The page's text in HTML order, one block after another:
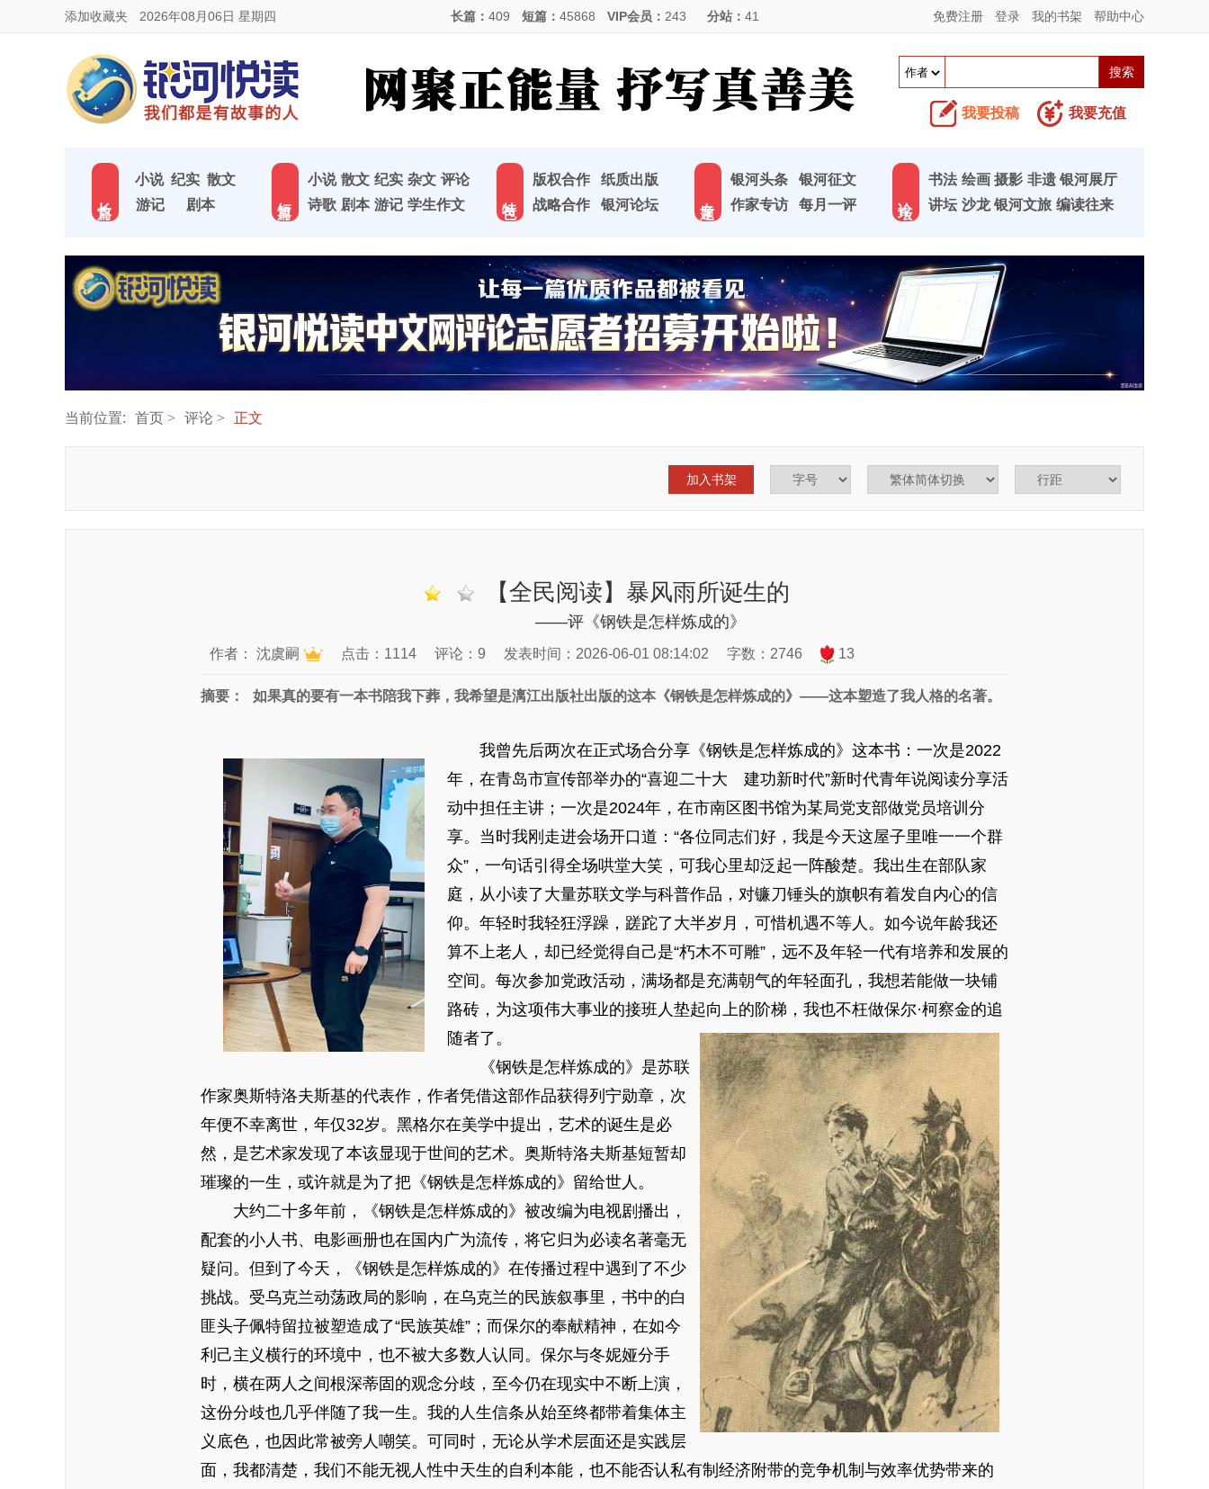
添加收藏夹 2026年08月06日 星期四 长篇： 409 短篇： 45868 VIP会员： 243 分站： 41 免费注册 登录 我的书架 帮助中心
我要投稿 我要充值
小说 纪实 散文
游记
剧本
小说 散文 纪实 杂文 评论
诗歌 剧本 游记 学生作文
版权合作
纸质出版
战略合作
银河论坛
银河头条
银河征文
作家专访
每月一评
书法 绘画 摄影 非遗 银河展厅
讲坛 沙龙 银河文旅 编读往来
当前位置: 首页 评论 正文
加入书架
【全民阅读】暴风雨所诞生的
——评《钢铁是怎样炼成的》
作者： 沈虞嗣 点击：1114 评论：9 发表时间：2026-06-01 08:14:02 字数：2746 13
摘要： 如果真的要有一本书陪我下葬，我希望是漓江出版社出版的这本《钢铁是怎样炼成的》——这本塑造了我人格的名著。
我曾先后两次在正式场合分享《钢铁是怎样炼成的》这本书：一次是2022
年，在青岛市宣传部举办的“喜迎二十大 建功新时代”新时代青年说阅读分享活
动中担任主讲；一次是2024年，在市南区图书馆为某局党支部做党员培训分
享。当时我刚走进会场开口道：“各位同志们好，我是今天这屋子里唯一一个群
众”，一句话引得全场哄堂大笑，可我心里却泛起一阵酸楚。我出生在部队家
庭，从小读了大量苏联文学与科普作品，对镰刀锤头的旗帜有着发自内心的信
仰。年轻时我轻狂浮躁，蹉跎了大半岁月，可惜机遇不等人。如今说年龄我还
算不上老人，却已经觉得自己是“朽木不可雕”，远不及年轻一代有培养和发展的
空间。每次参加党政活动，满场都是充满朝气的年轻面孔，我想若能做一块铺
路砖，为这项伟大事业的接班人垫起向上的阶梯，我也不枉做保尔·柯察金的追
随者了。
《钢铁是怎样炼成的》是苏联
作家奥斯特洛夫斯基的代表作，作者凭借这部作品获得列宁勋章，次
年便不幸离世，年仅32岁。黑格尔在美学中提出，艺术的诞生是必
然，是艺术家发现了本该显现于世间的艺术。奥斯特洛夫斯基短暂却
璀璨的一生，或许就是为了把《钢铁是怎样炼成的》留给世人。
大约二十多年前，《钢铁是怎样炼成的》被改编为电视剧播出，
配套的小人书、电影画册也在国内广为流传，将它归为必读名著毫无
疑问。但到了今天，《钢铁是怎样炼成的》在传播过程中遇到了不少
挑战。受乌克兰动荡政局的影响，在乌克兰的民族叙事里，书中的白
匪头子佩特留拉被塑造成了“民族英雄”；而保尔的奉献精神，在如今
利己主义横行的环境中，也不被大多数人认同。保尔与冬妮娅分手
时，横在两人之间根深蒂固的观念分歧，至今仍在现实中不断上演，
这份分歧也几乎伴随了我一生。我的人生信条从始至终都带着集体主
义底色，也因此常被旁人嘲笑。可同时，无论从学术层面还是实践层
面，我都清楚，我们不能无视人性中天生的自利本能，也不能否认私有制经济附带的竞争机制与效率优势带来的